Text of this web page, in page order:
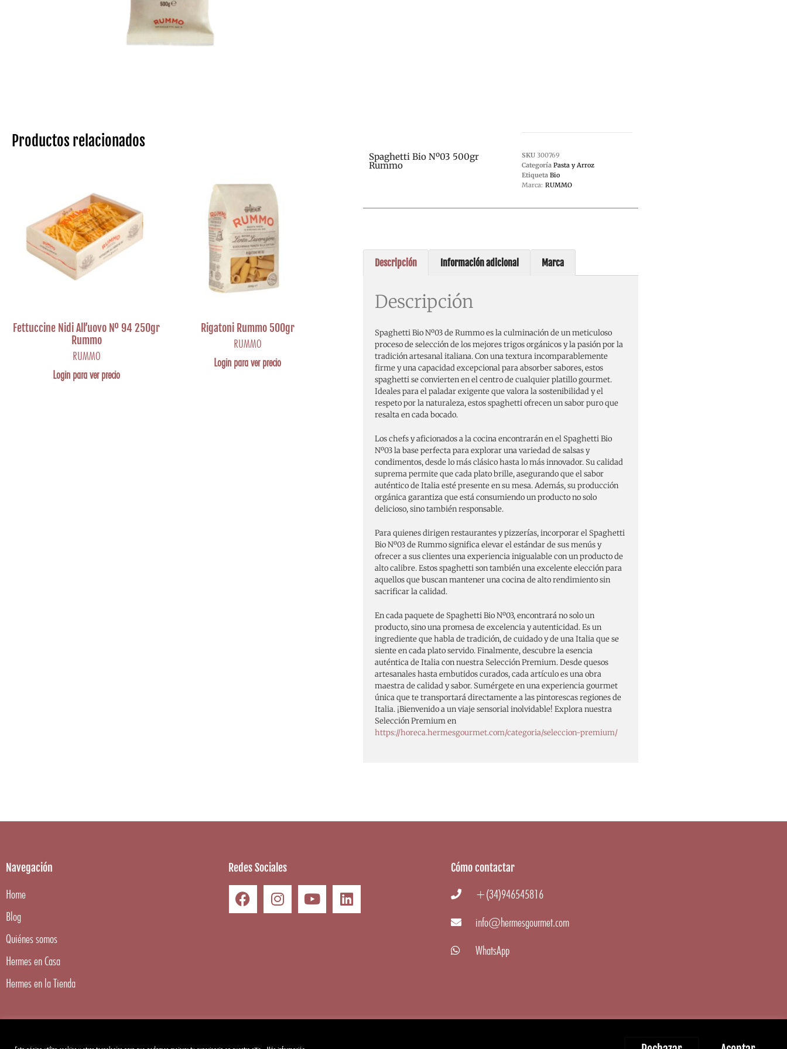
Productos relacionados
Fettuccine Nidi All’uovo Nº 94 250gr
Rummo
RUMMO
Login para ver precio
Rigatoni Rummo 500gr
RUMMO
Login para ver precio
Spaghetti Bio Nº03 500gr
Rummo
SKU 300769
Categoría Pasta y Arroz
Etiqueta Bio
Marca: RUMMO
Descripción Información adicional Marca
Descripción
Spaghetti Bio Nº03 de Rummo es la culminación de un meticuloso
proceso de selección de los mejores trigos orgánicos y la pasión por la
tradición artesanal italiana. Con una textura incomparablemente
firme y una capacidad excepcional para absorber sabores, estos
spaghetti se convierten en el centro de cualquier platillo gourmet.
Ideales para el paladar exigente que valora la sostenibilidad y el
respeto por la naturaleza, estos spaghetti ofrecen un sabor puro que
resalta en cada bocado.
Los chefs y aficionados a la cocina encontrarán en el Spaghetti Bio
Nº03 la base perfecta para explorar una variedad de salsas y
condimentos, desde lo más clásico hasta lo más innovador. Su calidad
suprema permite que cada plato brille, asegurando que el sabor
auténtico de Italia esté presente en su mesa. Además, su producción
orgánica garantiza que está consumiendo un producto no solo
delicioso, sino también responsable.
Para quienes dirigen restaurantes y pizzerías, incorporar el Spaghetti
Bio Nº03 de Rummo significa elevar el estándar de sus menús y
ofrecer a sus clientes una experiencia inigualable con un producto de
alto calibre. Estos spaghetti son también una excelente elección para
aquellos que buscan mantener una cocina de alto rendimiento sin
sacrificar la calidad.
En cada paquete de Spaghetti Bio Nº03, encontrará no solo un
producto, sino una promesa de excelencia y autenticidad. Es un
ingrediente que habla de tradición, de cuidado y de una Italia que se
siente en cada plato servido. Finalmente, descubre la esencia
auténtica de Italia con nuestra Selección Premium. Desde quesos
artesanales hasta embutidos curados, cada artículo es una obra
maestra de calidad y sabor. Sumérgete en una experiencia gourmet
única que te transportará directamente a las pintorescas regiones de
Italia. ¡Bienvenido a un viaje sensorial inolvidable! Explora nuestra
Selección Premium en
https://horeca.hermesgourmet.com/categoria/seleccion-premium/
Navegación
Home
Blog
Quiénes somos
Hermes en Casa
Hermes en la Tienda
Redes Sociales Cómo contactar
+(34)946545816
info@hermesgourmet.com
WhatsApp